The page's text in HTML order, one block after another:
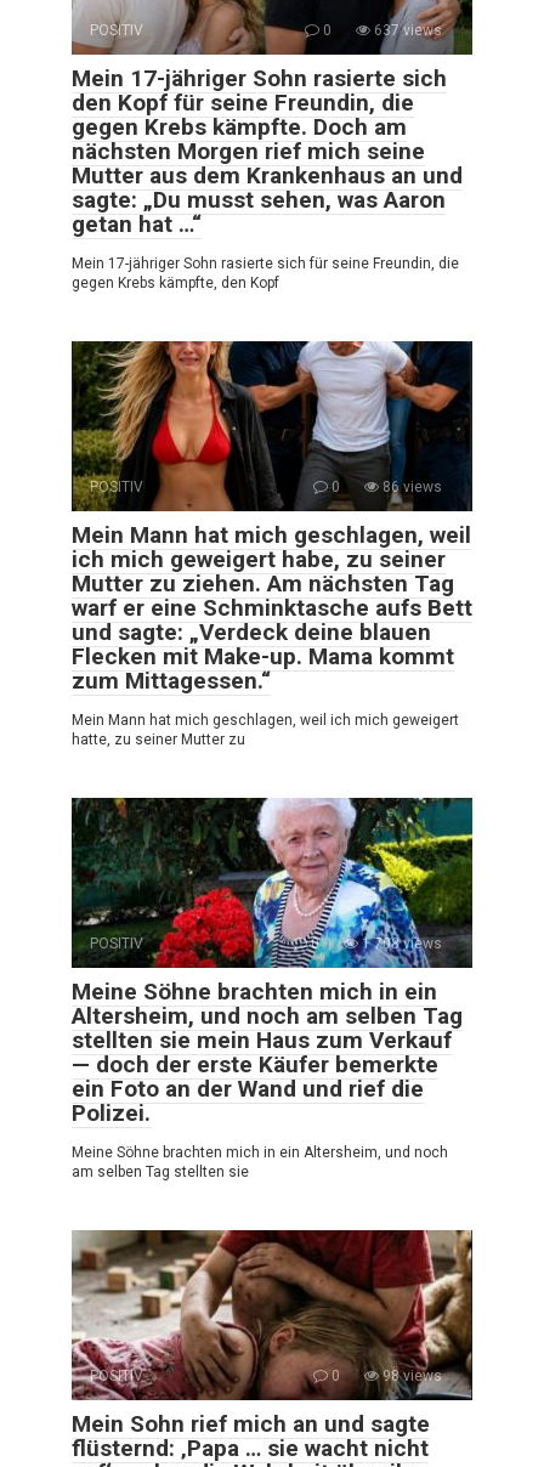
POSITIV 0 637 views
Mein 17-jähriger Sohn rasierte sich
den Kopf für seine Freundin, die
gegen Krebs kämpfte. Doch am
nächsten Morgen rief mich seine
Mutter aus dem Krankenhaus an und
sagte: „Du musst sehen, was Aaron
getan hat …“
Mein 17-jähriger Sohn rasierte sich für seine Freundin, die
gegen Krebs kämpfte, den Kopf
POSITIV 0 86 views
Mein Mann hat mich geschlagen, weil
ich mich geweigert habe, zu seiner
Mutter zu ziehen. Am nächsten Tag
warf er eine Schminktasche aufs Bett
und sagte: „Verdeck deine blauen
Flecken mit Make-up. Mama kommt
zum Mittagessen.“
Mein Mann hat mich geschlagen, weil ich mich geweigert
hatte, zu seiner Mutter zu
POSITIV 0 1 708 views
Meine Söhne brachten mich in ein
Altersheim, und noch am selben Tag
stellten sie mein Haus zum Verkauf
— doch der erste Käufer bemerkte
ein Foto an der Wand und rief die
Polizei.
Meine Söhne brachten mich in ein Altersheim, und noch
am selben Tag stellten sie
POSITIV 0 98 views
Mein Sohn rief mich an und sagte
flüsternd: ‚Papa … sie wacht nicht